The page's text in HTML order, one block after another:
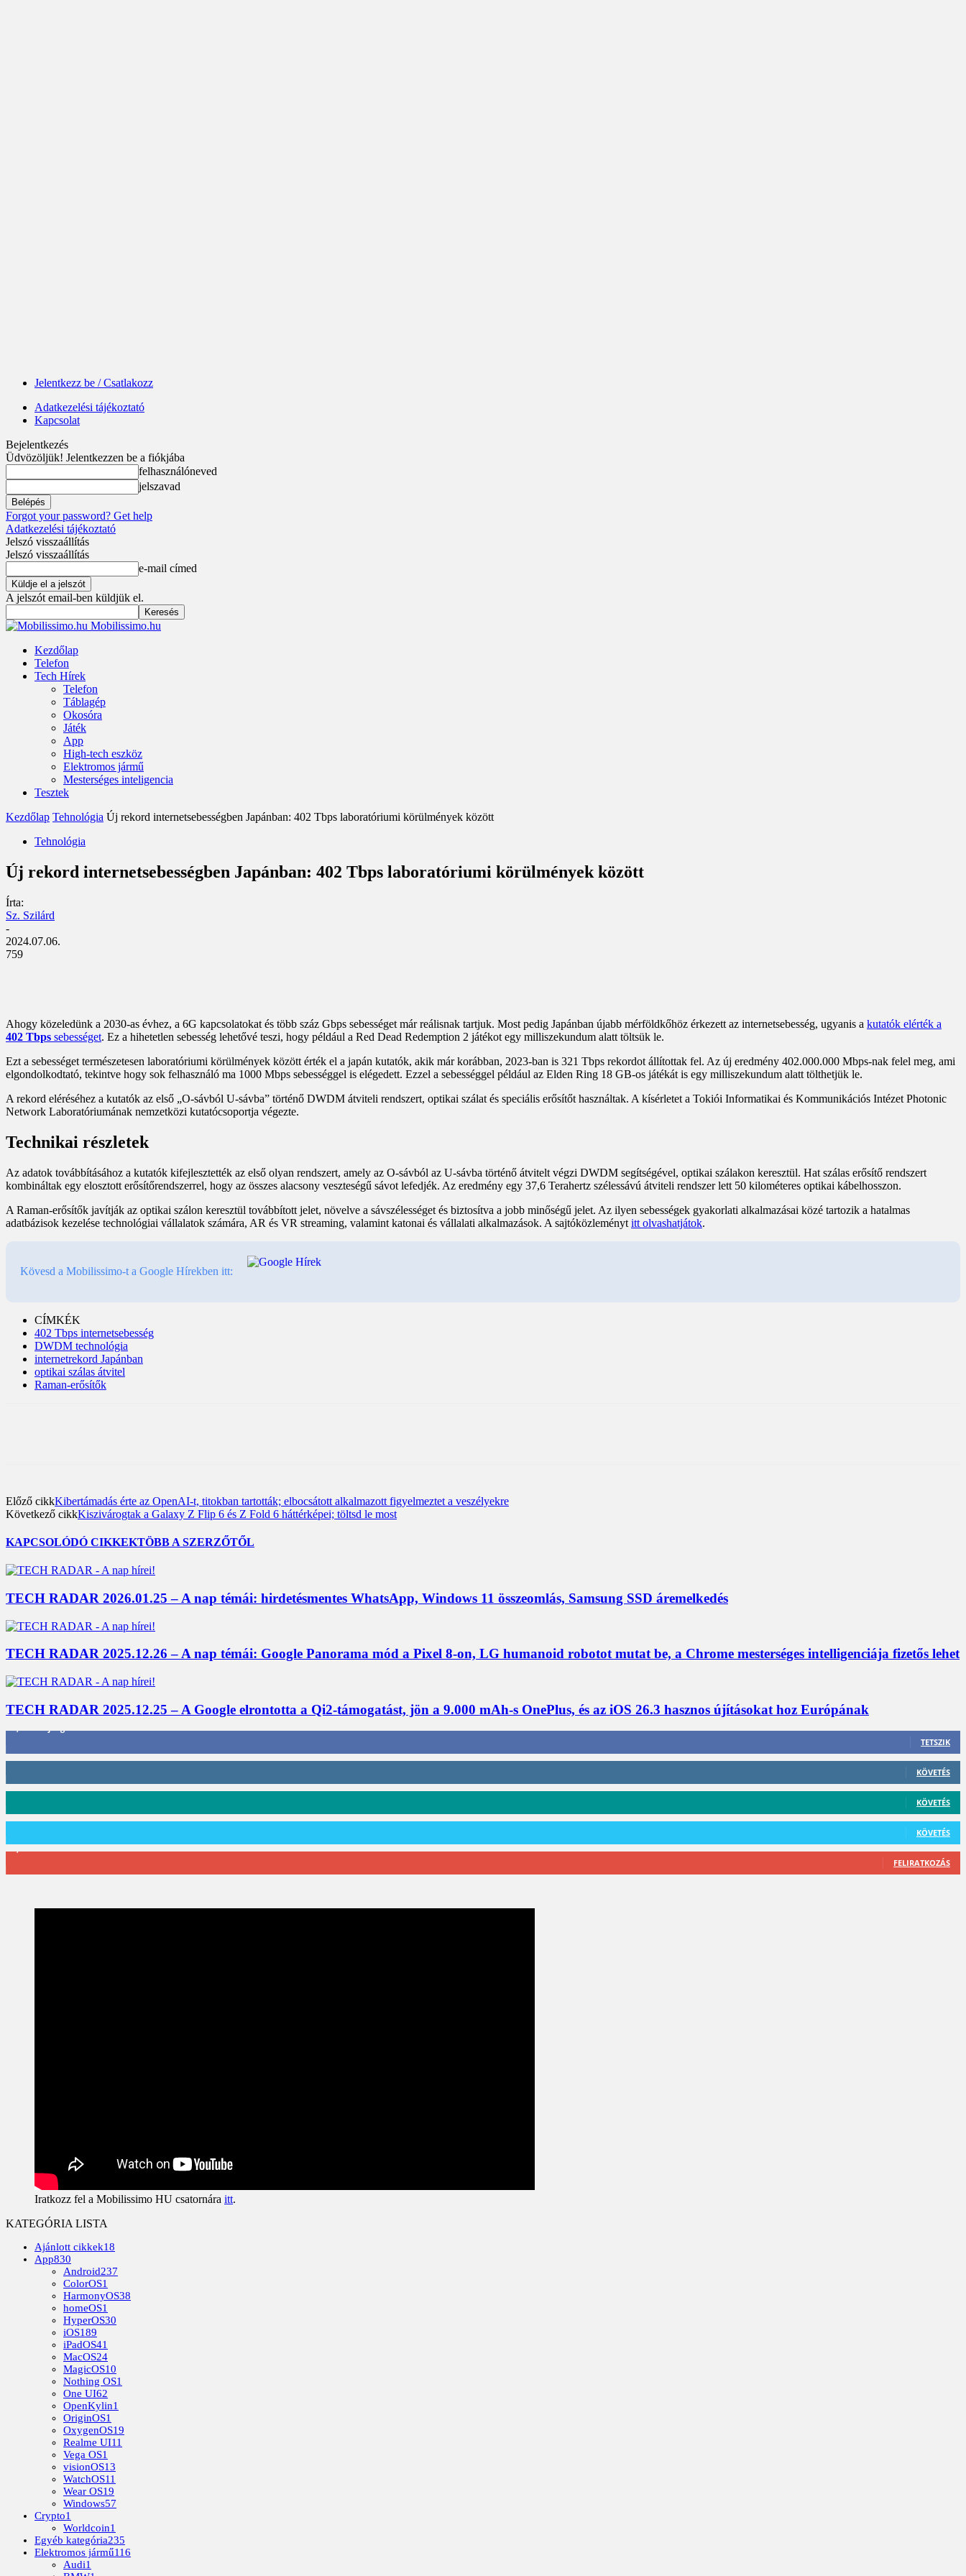
Jelentkezz be / Csatlakozz
Adatkezelési tájékoztató
Kapcsolat
Bejelentkezés
Üdvözöljük! Jelentkezzen be a fiókjába
felhasználóneved
jelszavad
Forgot your password? Get help
Adatkezelési tájékoztató
Jelszó visszaállítás
Jelszó visszaállítás
e-mail címed
A jelszót email-ben küldjük el.
Mobilissimo.hu
Kezdőlap
Telefon
Tech Hírek
Telefon
Táblagép
Okosóra
Játék
App
High-tech eszköz
Elektromos jármű
Mesterséges inteligencia
Tesztek
Kezdőlap Tehnológia Új rekord internetsebességben Japánban: 402 Tbps laboratóriumi körülmények között
Tehnológia
Új rekord internetsebességben Japánban: 402 Tbps laboratóriumi körülmények között
Írta:
Sz. Szilárd
-
2024.07.06.
759
Ahogy közeledünk a 2030-as évhez, a 6G kapcsolatokat és több száz Gbps sebességet már reálisnak tartjuk. Most pedig Japánban újabb mérföldkőhöz érkezett az internetsebesség, ugyanis a kutatók elérték a
402 Tbps sebességet. Ez a hihetetlen sebesség lehetővé teszi, hogy például a Red Dead Redemption 2 játékot egy milliszekundum alatt töltsük le.
Ezt a sebességet természetesen laboratóriumi körülmények között érték el a japán kutatók, akik már korábban, 2023-ban is 321 Tbps rekordot állítottak fel. Az új eredmény 402.000.000 Mbps-nak felel meg, ami
elgondolkodtató, tekintve hogy sok felhasználó ma 1000 Mbps sebességgel is elégedett. Ezzel a sebességgel például az Elden Ring 18 GB-os játékát is egy milliszekundum alatt tölthetjük le.
A rekord eléréséhez a kutatók az első „O-sávból U-sávba” történő DWDM átviteli rendszert, optikai szálat és speciális erősítőt használtak. A kísérletet a Tokiói Informatikai és Kommunikációs Intézet Photonic
Network Laboratóriumának nemzetközi kutatócsoportja végezte.
Technikai részletek
Az adatok továbbításához a kutatók kifejlesztették az első olyan rendszert, amely az O-sávból az U-sávba történő átvitelt végzi DWDM segítségével, optikai szálakon keresztül. Hat szálas erősítő rendszert
kombináltak egy elosztott erősítőrendszerrel, hogy az összes alacsony veszteségű sávot lefedjék. Az eredmény egy 37,6 Terahertz szélessávú átviteli rendszer lett 50 kilométeres optikai kábelhosszon.
A Raman-erősítők javítják az optikai szálon keresztül továbbított jelet, növelve a sávszélességet és biztosítva a jobb minőségű jelet. Az ilyen sebességek gyakorlati alkalmazásai közé tartozik a hatalmas
adatbázisok kezelése technológiai vállalatok számára, AR és VR streaming, valamint katonai és vállalati alkalmazások. A sajtóközleményt itt olvashatjátok.
Kövesd a Mobilissimo-t a Google Hírekben itt:
CÍMKÉK
402 Tbps internetsebesség
DWDM technológia
internetrekord Japánban
optikai szálas átvitel
Raman-erősítők
Előző cikkKibertámadás érte az OpenAI-t, titokban tartották; elbocsátott alkalmazott figyelmeztet a veszélyekre
Következő cikkKiszivárogtak a Galaxy Z Flip 6 és Z Fold 6 háttérképei; töltsd le most
KAPCSOLÓDÓ CIKKEKTÖBB A SZERZŐTŐL
TECH RADAR 2026.01.25 – A nap témái: hirdetésmentes WhatsApp, Windows 11 összeomlás, Samsung SSD áremelkedés
TECH RADAR 2025.12.26 – A nap témái: Google Panorama mód a Pixel 8-on, LG humanoid robotot mutat be, a Chrome mesterséges intelligenciája fizetős lehet
TECH RADAR 2025.12.25 – A Google elrontotta a Qi2-támogatást, jön a 9.000 mAh-s OnePlus, és az iOS 26.3 hasznos újításokat hoz Európának
TETSZIK
KÖVETÉS
KÖVETÉS
KÖVETÉS
FELIRATKOZÁS
Iratkozz fel a Mobilissimo HU csatornára itt.
KATEGÓRIA LISTA
Ajánlott cikkek18
App830
Android237
ColorOS1
HarmonyOS38
homeOS1
HyperOS30
iOS189
iPadOS41
MacOS24
MagicOS10
Nothing OS1
One UI62
OpenKylin1
OriginOS1
OxygenOS19
Realme UI11
Vega OS1
visionOS13
WatchOS11
Wear OS19
Windows57
Crypto1
Worldcoin1
Egyéb kategória235
Elektromos jármű116
Audi1